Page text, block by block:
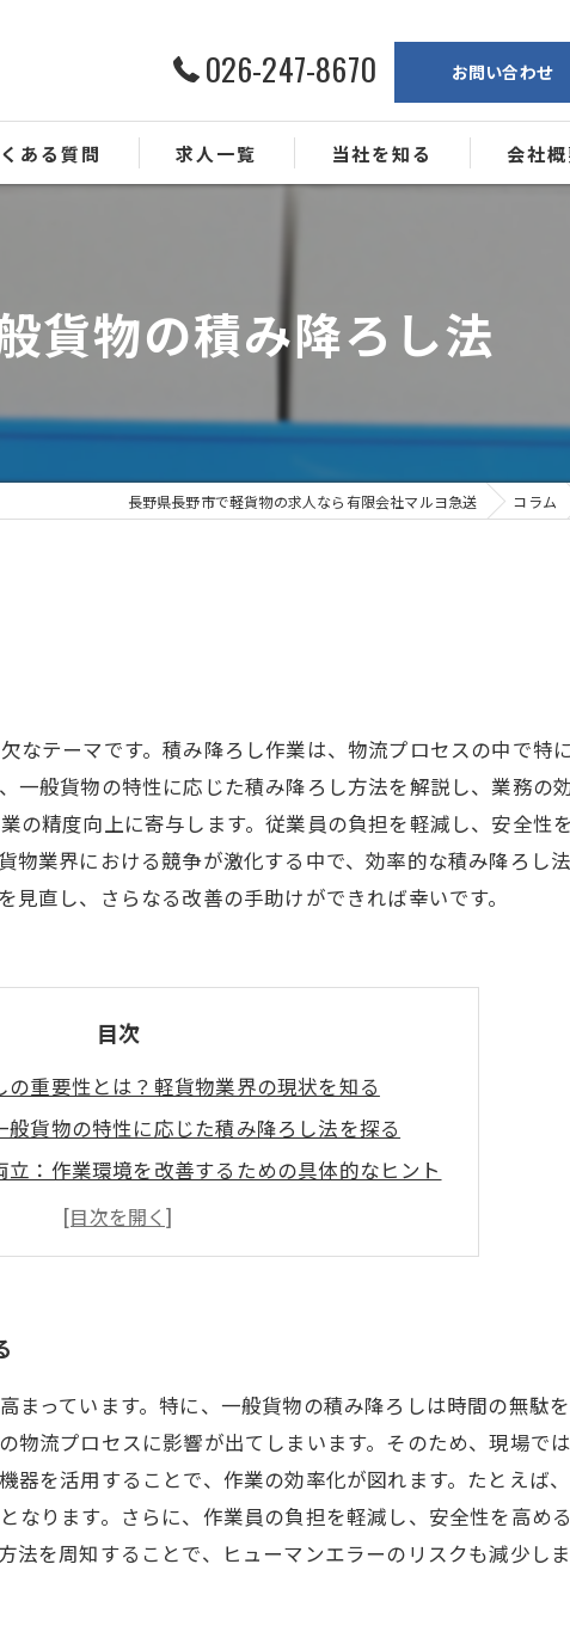
026-247-8670 お問い合わせ
ある質問 求人一覧 当社を知る
業務委託
会社
貨物の積み降ろし法
長野県長野市で軽貨物の求人なら有限会社マルヨ急送 コラム
テーマです。積み降ろし作業は、物流プロセスの中で特
般貨物の特性に応じた積み降ろし方法を解説し、業務の
の精度向上に寄与します。従業員の負担を軽減し、安全性
業界における競争が激化する中で、効率的な積み降ろし
直し、さらなる改善の手助けができれば幸いです。
目次
重要性とは？軽貨物業界の現状を知る
般貨物の特性に応じた積み降ろし法を探る
立：作業環境を改善するための具体的なヒント
目指して：適切な機材の選定がカギ
長戦略：新しい積み降ろし法の導入事例
み降ろしの改善が企業成長に繋がる理由
っています。特に、一般貨物の積み降ろしは時間の無駄
物流プロセスに影響が出てしまいます。そのため、現場で
を活用することで、作業の効率化が図れます。たとえば
なります。さらに、作業員の負担を軽減し、安全性を高め
を周知することで、ヒューマンエラーのリスクも減少し